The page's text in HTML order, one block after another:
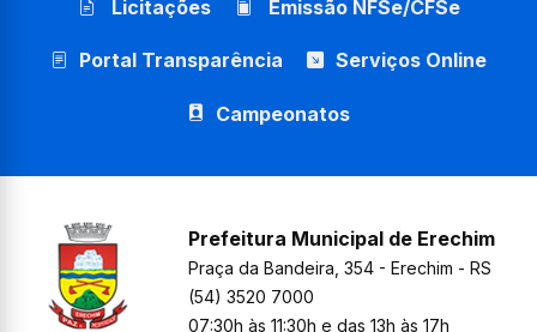
Licitações Emissão NFSe/CFSe
Portal Transparência Serviços Online
Campeonatos
Prefeitura Municipal de Erechim
Praça da Bandeira, 354 - Erechim - RS
(54) 3520 7000
07:30h às 11:30h e das 13h às 17h